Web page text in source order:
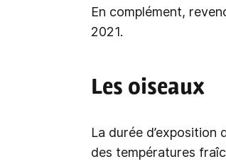
En complément,
2021.
Les oiseaux
La durée
des températures